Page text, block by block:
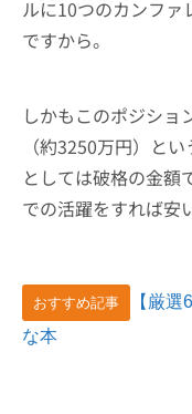
ルに10つのカンファ
ですから。
しかもこのポジショ
（約3250万円）と
としては破格の金額
での活躍をすれば安
おすすめ記事
【厳
な本